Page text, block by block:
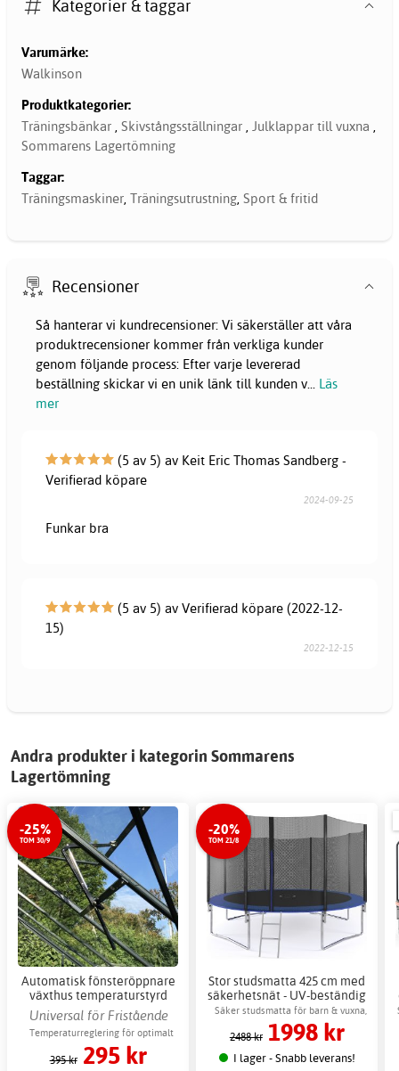
Kategorier & taggar
Varumärke:
Walkinson
Produktkategorier:
Träningsbänkar , Skivstångsställningar , Julklappar till vuxna ,
Sommarens Lagertömning
Taggar:
Träningsmaskiner, Träningsutrustning, Sport & fritid
Recensioner
Så hanterar vi kundrecensioner: Vi säkerställer att våra
produktrecensioner kommer från verkliga kunder
genom följande process: Efter varje levererad
beställning skickar vi en unik länk till kunden v... Läs
mer
(5 av 5) av Keit Eric Thomas Sandberg -
Verifierad köpare
2024-09-25
Funkar bra
(5 av 5) av Verifierad köpare (2022-12-
15)
2022-12-15
Andra produkter i kategorin Sommarens
Lagertömning
-25%
TOM 30/9
Automatisk fönsteröppnare
växthus temperaturstyrd
ventilation
Universal för Fristående
växthus
Temperaturreglering för optimalt
växtklimat
395 kr 295 kr
-20%
TOM 21/8
Stor studsmatta 425 cm med
säkerhetsnät - UV-beständig
Säker studsmatta för barn & vuxna,
maxvikt 150 kg
2488 kr 1998 kr
I lager - Snabb leverans!